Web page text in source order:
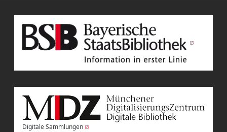
Digitale Sammlungen